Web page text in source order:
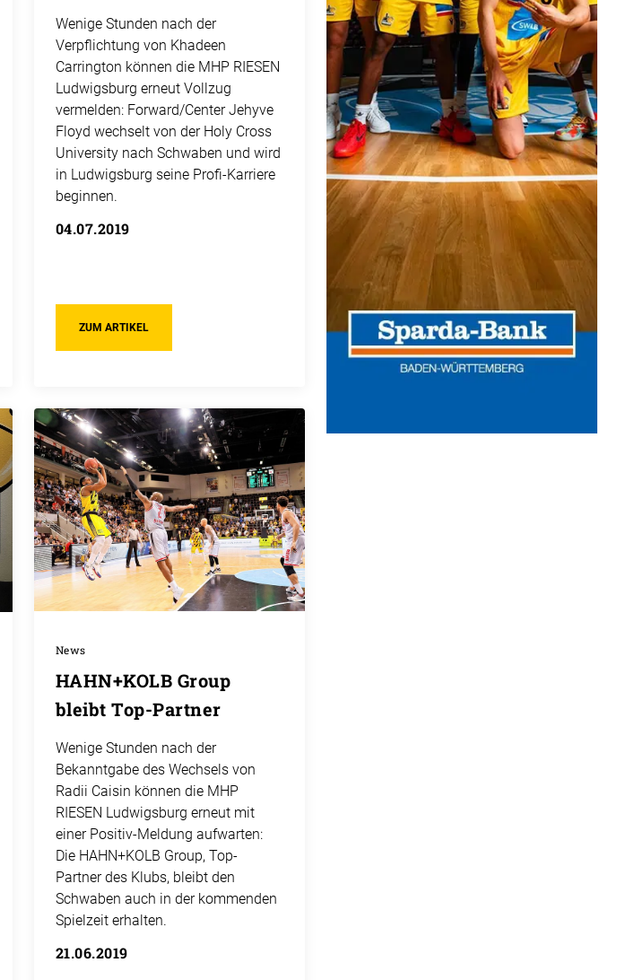
Wenige Stunden nach der
Verpflichtung von Khadeen
Carrington können die MHP RIESEN
Ludwigsburg erneut Vollzug
vermelden: Forward/Center Jehyve
Floyd wechselt von der Holy Cross
University nach Schwaben und wird
in Ludwigsburg seine Profi-Karriere
beginnen.
04.07.2019
ZUM ARTIKEL
News
HAHN+KOLB Group
bleibt Top-Partner
Wenige Stunden nach der
Bekanntgabe des Wechsels von
Radii Caisin können die MHP
RIESEN Ludwigsburg erneut mit
einer Positiv-Meldung aufwarten:
Die HAHN+KOLB Group, Top-
Partner des Klubs, bleibt den
Schwaben auch in der kommenden
Spielzeit erhalten.
21.06.2019